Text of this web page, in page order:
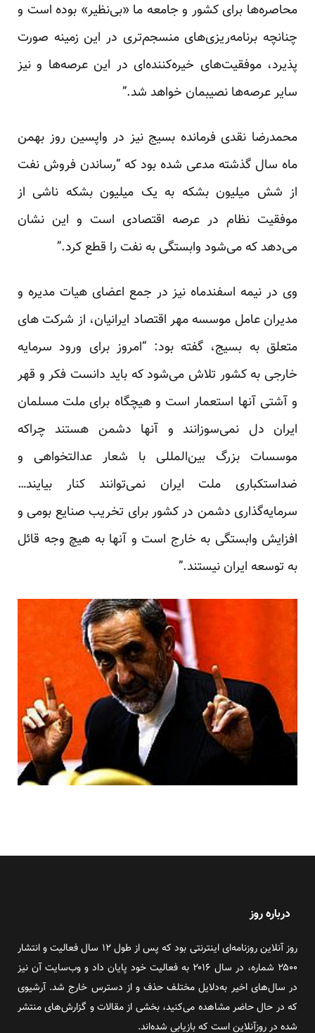
محاصره‌ها برای کشور و جامعه ما «بی‌نظیر» بوده است و
چنانچه برنامه‌ریزی‌های منسجم‌تری در این زمینه صورت
پذیرد، موفقیت‌های خیره‌کننده‌ای در این عرصه‌ها و نیز
سایر عرصه‌ها نصیبمان خواهد شد.”
محمدرضا نقدی فرمانده بسیج نیز در واپسین روز بهمن
ماه سال گذشته مدعی شده بود که “رساندن فروش نفت
از شش میلیون بشکه به یک میلیون بشکه ناشی از
موفقیت نظام در عرصه اقتصادی است و این نشان
می‌دهد که می‌شود وابستگی به نفت را قطع کرد.”
وی در نیمه اسفندماه نیز در جمع اعضای هیات مدیره و
مدیران عامل موسسه مهر اقتصاد ایرانیان، از شرکت های
متعلق به بسیج، گفته بود: “امروز برای ورود سرمایه
خارجی به کشور تلاش می‌شود که باید دانست فکر و قهر
و آشتی آنها استعمار است و هیچگاه برای ملت مسلمان
ایران دل نمی‌سوزانند و آنها دشمن هستند چراکه
موسسات بزرگ بین‌المللی با شعار عدالتخواهی و
ضداستکباری ملت ایران نمی‌توانند کنار بیایند…
سرمایه‌گذاری دشمن در کشور برای تخریب صنایع بومی و
افزایش وابستگی به خارج است و آنها به هیچ وجه قائل
به توسعه ایران نیستند.”
درباره روز
روز آنلاین روزنامه‌ای اینترنتی بود که پس از طول ۱۲ سال فعالیت و انتشار
۲۵۰۰ شماره، در سال ۲۰۱۶ به فعالیت خود پایان داد و وب‌سایت آن نیز
در سال‌های اخیر به‌دلایل مختلف حذف و از دسترس خارج شد. آرشیوی
که در حال حاضر مشاهده می‌کنید، بخشی از مقالات و گزارش‌های منتشر
شده در روزآنلاین است که بازیابی شده‌اند.